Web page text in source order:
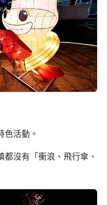
色活動。
沒有「衝浪、飛行傘、